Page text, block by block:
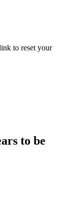
to reset your
to be